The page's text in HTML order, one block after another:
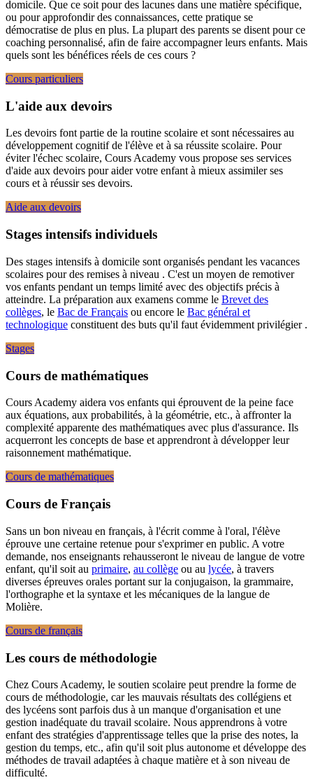
domicile. Que ce soit pour des lacunes dans une matière spécifique,
ou pour approfondir des connaissances, cette pratique se
démocratise de plus en plus. La plupart des parents se disent pour ce
coaching personnalisé, afin de faire accompagner leurs enfants. Mais
quels sont les bénéfices réels de ces cours ?
Cours particuliers
L'aide aux devoirs
Les devoirs font partie de la routine scolaire et sont nécessaires au
développement cognitif de l'élève et à sa réussite scolaire. Pour
éviter l'échec scolaire, Cours Academy vous propose ses services
d'aide aux devoirs pour aider votre enfant à mieux assimiler ses
cours et à réussir ses devoirs.
Aide aux devoirs
Stages intensifs individuels
Des stages intensifs à domicile sont organisés pendant les vacances
scolaires pour des remises à niveau . C'est un moyen de remotiver
vos enfants pendant un temps limité avec des objectifs précis à
atteindre. La préparation aux examens comme le Brevet des
collèges, le Bac de Français ou encore le Bac général et
technologique constituent des buts qu'il faut évidemment privilégier .
Stages
Cours de mathématiques
Cours Academy aidera vos enfants qui éprouvent de la peine face
aux équations, aux probabilités, à la géométrie, etc., à affronter la
complexité apparente des mathématiques avec plus d'assurance. Ils
acquerront les concepts de base et apprendront à développer leur
raisonnement mathématique.
Cours de mathématiques
Cours de Français
Sans un bon niveau en français, à l'écrit comme à l'oral, l'élève
éprouve une certaine retenue pour s'exprimer en public. A votre
demande, nos enseignants rehausseront le niveau de langue de votre
enfant, qu'il soit au primaire, au collège ou au lycée, à travers
diverses épreuves orales portant sur la conjugaison, la grammaire,
l'orthographe et la syntaxe et les mécaniques de la langue de
Molière.
Cours de français
Les cours de méthodologie
Chez Cours Academy, le soutien scolaire peut prendre la forme de
cours de méthodologie, car les mauvais résultats des collégiens et
des lycéens sont parfois dus à un manque d'organisation et une
gestion inadéquate du travail scolaire. Nous apprendrons à votre
enfant des stratégies d'apprentissage telles que la prise des notes, la
gestion du temps, etc., afin qu'il soit plus autonome et développe des
méthodes de travail adaptées à chaque matière et à son niveau de
difficulté.